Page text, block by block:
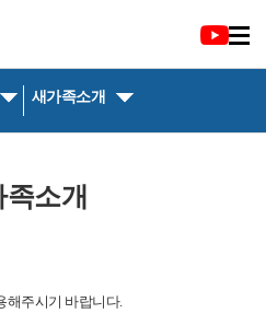
새가족소개
소개
해주시기 바랍니다.